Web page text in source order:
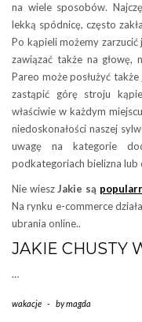
na wiele sposobów.
lekką spódnicę, często
Po kąpieli możemy
zawiązać także na głowę,
Pareo może posłużyć
zastąpić górę stroju
właściwie w każdym
niedoskonałości naszej
uwagę na kategorie
podkategoriach bielizna lub
Nie wieszJakie są
Na rynku e-commerce
ubrania online..
JAKIE CHUSTY
…
wakacje - bymagda